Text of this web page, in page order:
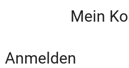
Mein
Anmelden